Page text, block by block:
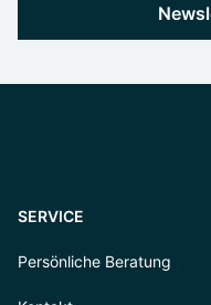
SERVICE
Persönliche Beratung